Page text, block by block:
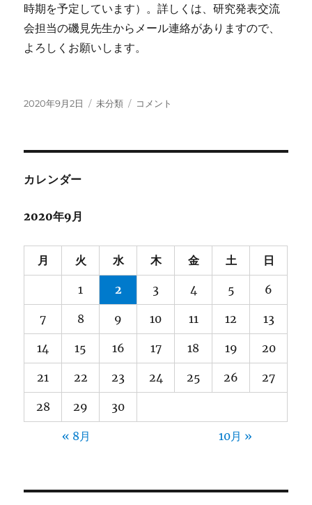
時期を予定しています）。詳しくは、研究発表交流
会担当の磯見先生からメール連絡がありますので、
よろしくお願いします。
投
2020年9月2日
カ
未分類
今
会
つ
て
お
ら
（顧
の
コメント
カレンダー
2020年9月
月 火 水 木 金 土 日
1 2 3 4 5 6
7 8 9 10 11 12 13
14 15 16 17 18 19 20
21 22 23 24 25 26 27
28 29 30
« 8月 10月 »